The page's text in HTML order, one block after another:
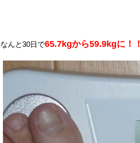
なんと30日で65.7kgから59.9kgに！！